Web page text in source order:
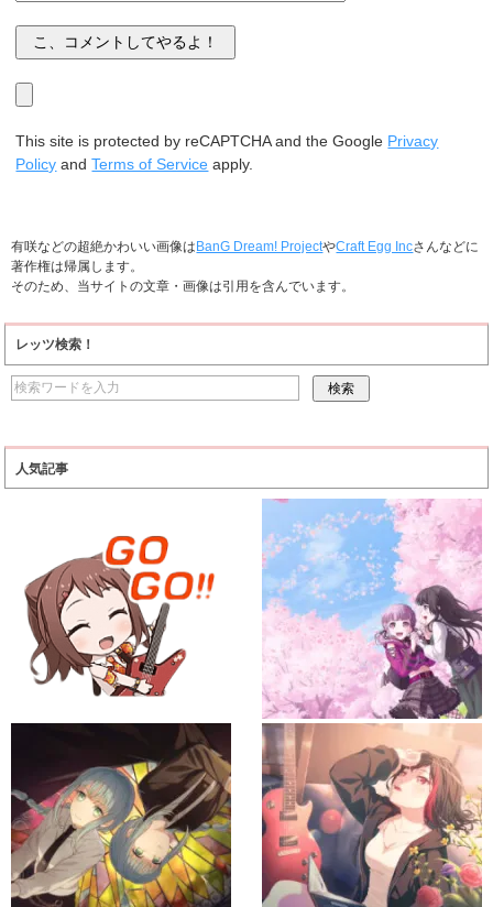
This site is protected by reCAPTCHA and the Google Privacy
Policy andTerms of Service apply.
有咲などの超絶かわいい画像はBanG Dream! ProjectやCraft Egg Incさんなどに
著作権は帰属します。
そのため、当サイトの文章・画像は引用を含んでいます。
レッツ検索！
人気記事